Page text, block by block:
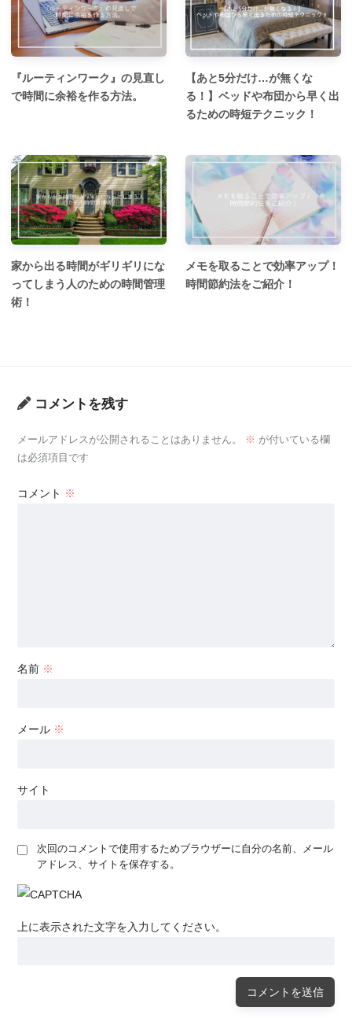
『ルーティンワーク』の見直し
で時間に余裕を作る方法。
【あと5分だけ…が無くな
る！】ベッドや布団から早く出
るための時短テクニック！
家から出る時間がギリギリにな
ってしまう人のための時間管理
術！
メモを取ることで効率アップ！
時間節約法をご紹介！
コメントを残す
メールアドレスが公開されることはありません。 ※ が付いている欄
は必須項目です
コメント ※
名前 ※
メール ※
サイト
次回のコメントで使用するためブラウザーに自分の名前、メール
アドレス、サイトを保存する。
上に表示された文字を入力してください。